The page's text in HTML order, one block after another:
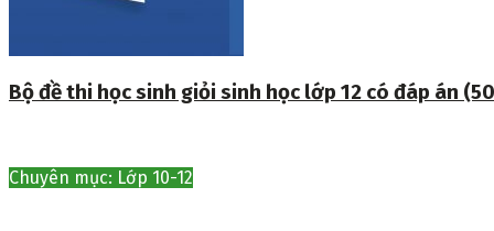
Bộ đề thi học sinh giỏi sinh học lớp 12 có đáp án
Chuyên mục: Lớp 10-12